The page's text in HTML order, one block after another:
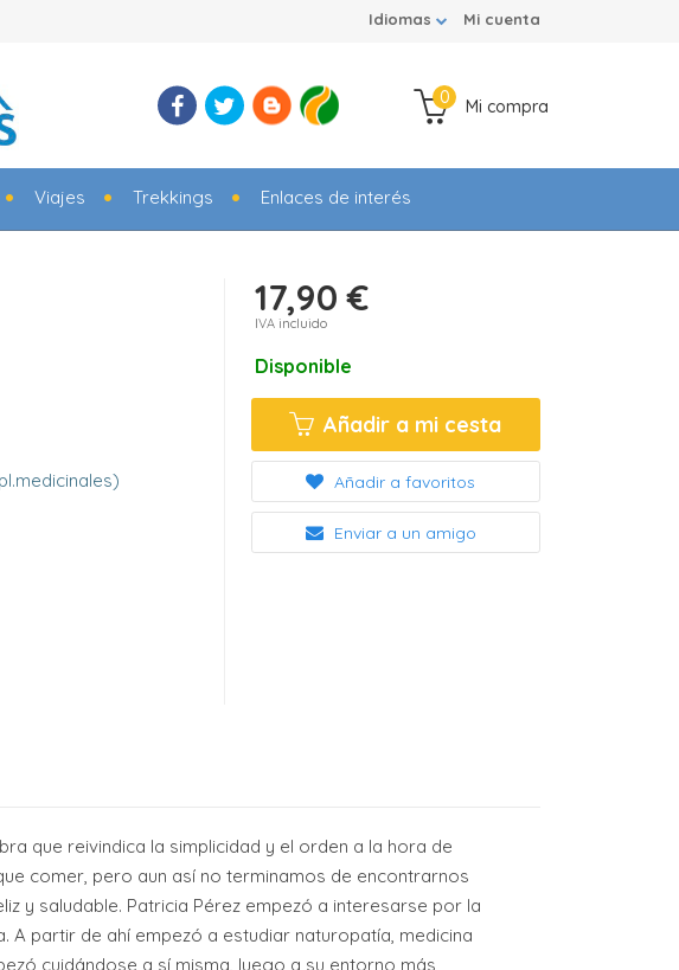
Mi cuenta
Idiomas
Mi compra
0
Viajes Trekkings Enlaces de interés
17,90 €
IVA incluido
Disponible
Añadir a mi cesta
Añadir a favoritos
Enviar a un amigo
que reivindica la simplicidad y el orden a la hora de
comer, pero aun así no terminamos de encontrarnos
y saludable. Patricia Pérez empezó a interesarse por la
partir de ahí empezó a estudiar naturopatía, medicina
cuidándose a sí misma, luego a su entorno más